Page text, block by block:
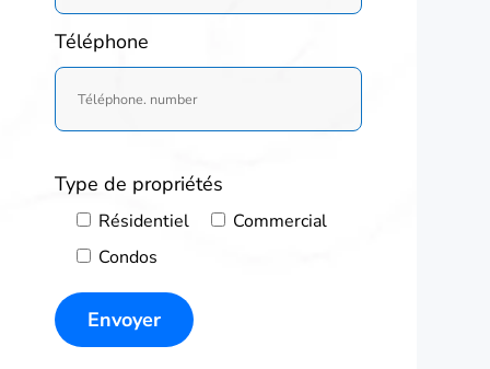
Téléphone
Type de propriétés
Résidentiel
Commercial
Condos